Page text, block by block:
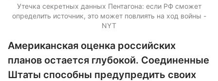
Утечка секретных данных Пентагона: если РФ сможет
определить источник, это может повлиять на ход войны -
NYT
Американская оценка российских
планов остается глубокой. Соединенные
Штаты способны предупредить своих